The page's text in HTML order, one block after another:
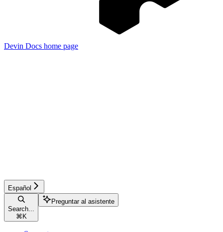
Devin Docs home page
Español
Search...
⌘ K
Preguntar al asistente